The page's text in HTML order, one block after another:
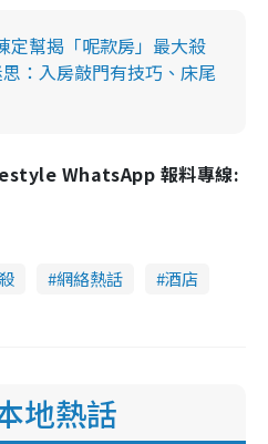
定幫揭「呢款房」最大殺
：入房敲門有技巧、床尾
WhatsApp 報料專線:
網絡熱話
酒店
地熱話